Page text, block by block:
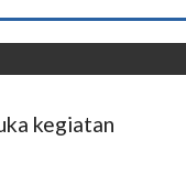
kegiatan